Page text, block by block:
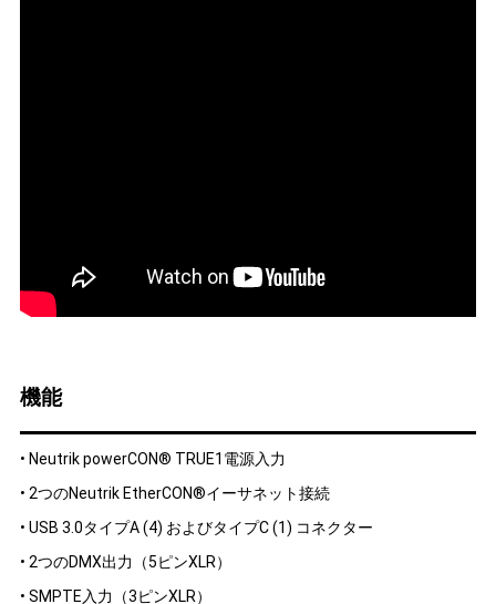
機能
• Neutrik powerCON® TRUE1電源入力
• 2つのNeutrik EtherCON®イーサネット接続
• USB 3.0タイプA (4) およびタイプC (1) コネクター
• 2つのDMX出力（5ピンXLR）
• SMPTE入力（3ピンXLR）